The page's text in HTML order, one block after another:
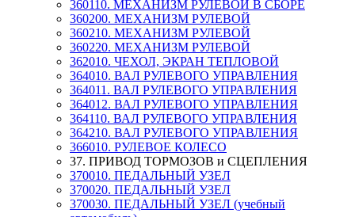
360110. МЕХАНИЗМ РУЛЕВОЙ В СБОРЕ
360200. МЕХАНИЗМ РУЛЕВОЙ
360210. МЕХАНИЗМ РУЛЕВОЙ
360220. МЕХАНИЗМ РУЛЕВОЙ
362010. ЧЕХОЛ, ЭКРАН ТЕПЛОВОЙ
364010. ВАЛ РУЛЕВОГО УПРАВЛЕНИЯ
364011. ВАЛ РУЛЕВОГО УПРАВЛЕНИЯ
364012. ВАЛ РУЛЕВОГО УПРАВЛЕНИЯ
364110. ВАЛ РУЛЕВОГО УПРАВЛЕНИЯ
364210. ВАЛ РУЛЕВОГО УПРАВЛЕНИЯ
366010. РУЛЕВОЕ КОЛЕСО
37. ПРИВОД ТОРМОЗОВ и СЦЕПЛЕНИЯ
370010. ПЕДАЛЬНЫЙ УЗЕЛ
370020. ПЕДАЛЬНЫЙ УЗЕЛ
370030. ПЕДАЛЬНЫЙ УЗЕЛ (учебный